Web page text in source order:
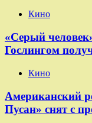
Кино
«Серый
Гослингом
Кино
Американский
Пусан» снят с